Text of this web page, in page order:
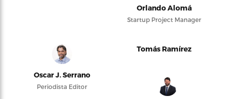
Orlando Alomá
Startup Project Manager
Oscar J. Serrano
Periodista Editor
Tomás Ramírez